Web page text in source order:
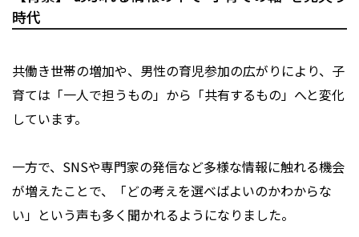
時代
共働き世帯の増加や、男性の育児参加の広がりにより、子
育ては「一人で担うもの」から「共有するもの」へと変化
しています。
一方で、SNSや専門家の発信など多様な情報に触れる機会
が増えたことで、「どの考えを選べばよいのかわからな
い」という声も多く聞かれるようになりました。